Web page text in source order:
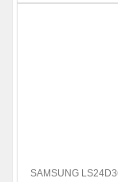
SAMSUNG